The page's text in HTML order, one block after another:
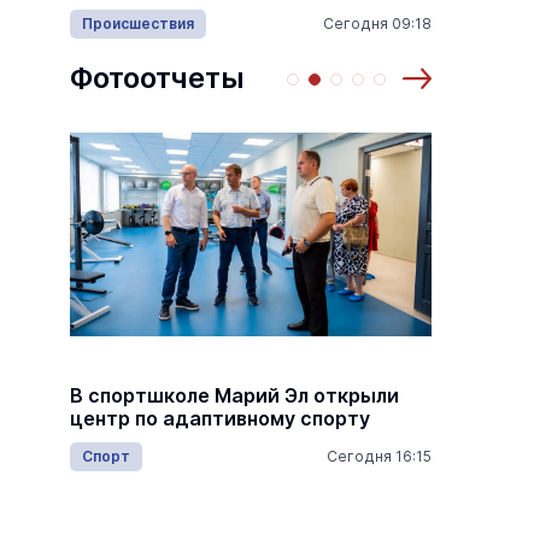
8 августа
Выставка «… И птичка вылетает II»
Музеи 8 августа
Происшествия Сегодня 09:18
Фотоотчеты
В спортшколе Марий Эл открыли
центр по адаптивному спорту
Спорт Сегодня 16:15